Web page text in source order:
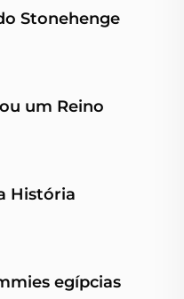
Stonehenge
um Reino
História
egípcias